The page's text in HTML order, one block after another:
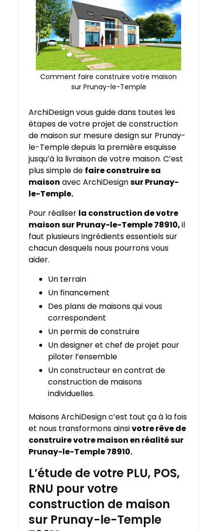
Comment faire construire votre maison
sur Prunay-le-Temple
ArchiDesign vous guide dans toutes les
étapes de votre projet de construction
de maison sur mesure design sur Prunay-
le-Temple depuis la première esquisse
jusqu’à la livraison de votre maison. C’est
plus simple de faire construire sa
maison avec ArchiDesignsur Prunay-
le-Temple.
Pour réaliser la construction de votre
maison sur Prunay-le-Temple 78910,il
faut plusieurs ingrédients essentiels sur
chacun desquels nous pourrons vous
aider.
Un terrain
Un financement
Des plans de maisons qui vous
correspondent
Un permis de construire
Un designer et chef de projet pour
piloter l’ensemble
Un constructeur en contrat de
construction de maisons
individuelles.
Maisons ArchiDesign c’est tout ça à la fois
et nous transformons ainsivotre rêve de
construire votre maison en réalité sur
Prunay-le-Temple 78910.
L’étude de votre PLU, POS,
RNU pour votre
construction de maison
sur Prunay-le-Temple